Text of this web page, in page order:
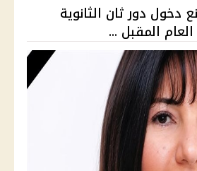
يمنع دخول دور ثان الثانوية
المقبل ...